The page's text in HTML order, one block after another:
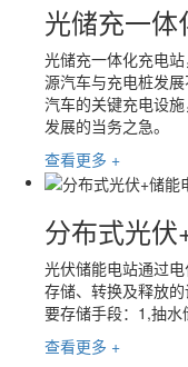
光储充一体
光储充一体化充电
源汽车与充电桩发
汽车的关键充电设
发展的当务之急。
查看更多 +
分布式光伏
光伏储能电站通过
存储、转换及释放
要存储手段：1,抽水
查看更多 +